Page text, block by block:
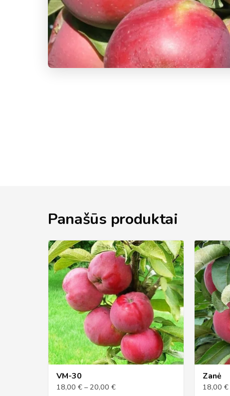
Panašūs produktai
VM-30
18,00 € – 20,00 €
Zanė
18,00